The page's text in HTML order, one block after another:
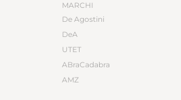
MARCHI
De Agostini
DeA
UTET
ABraCadabra
AMZ